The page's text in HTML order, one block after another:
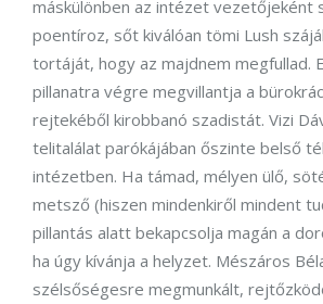
máskülönben az intézet vezetőjeként
poentíroz, sőt kiválóan tömi Lush
tortáját, hogy az majdnem megfullad.
pillanatra végre megvillantja a
rejtekéből kirobbanó szadistát. Vizi
telitalálat parókájában őszinte belső
intézetben. Ha támad, mélyen ülő,
metsző (hiszen mindenkiről mindent
pillantás alatt bekapcsolja magán a
ha úgy kívánja a helyzet. Mészáros
szélsőségesre megmunkált,